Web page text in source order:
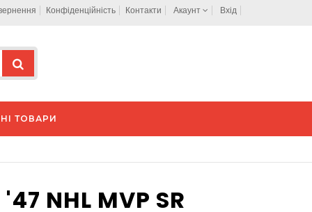
Конфіденційність Контакти Акаунт Вхід
ТОВАРИ
NHL MVP SR